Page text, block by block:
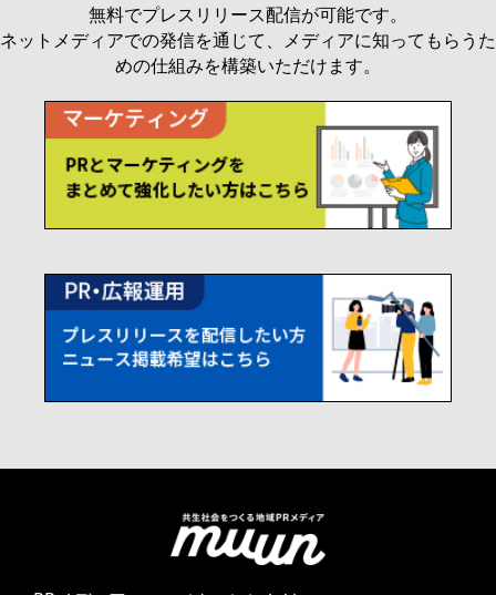
無料でプレスリリース配信が可能です。
ネットメディアでの発信を通じて、メディアに知ってもらうた
めの仕組みを構築いただけます。